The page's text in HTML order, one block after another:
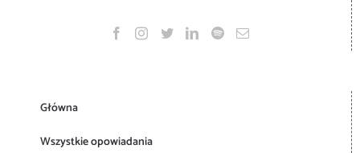
Główna
Wszystkie opowiadania